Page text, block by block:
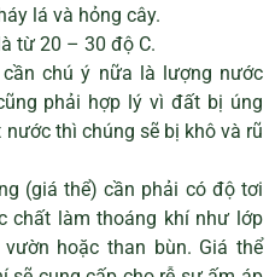
lá và hỏng cây.
từ 20 – 30 độ C.
chú ý nữa là lượng nước
phải hợp lý vì đất bị úng
thì chúng sẽ bị khô và rũ
(giá thể) cần phải có độ tơi
chất làm thoáng khí như lớp
hoặc than bùn. Giá thể